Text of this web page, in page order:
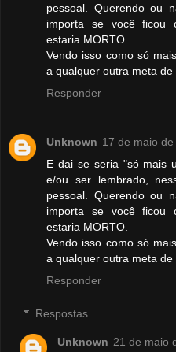
pessoal. Querendo ou
importa se você ficou
estaria MORTO.
Vendo isso como só
a qualquer outra meta
Responder
Unknown 17 de maio
E dai se seria "só mais
e/ou ser lembrado,
pessoal. Querendo ou
importa se você ficou
estaria MORTO.
Vendo isso como só
a qualquer outra meta
Responder
Respostas
Unknown 21 de maio